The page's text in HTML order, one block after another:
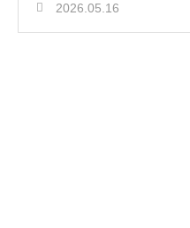
2026.05.16